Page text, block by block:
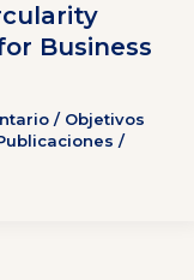
Business
/ Objetivos
/